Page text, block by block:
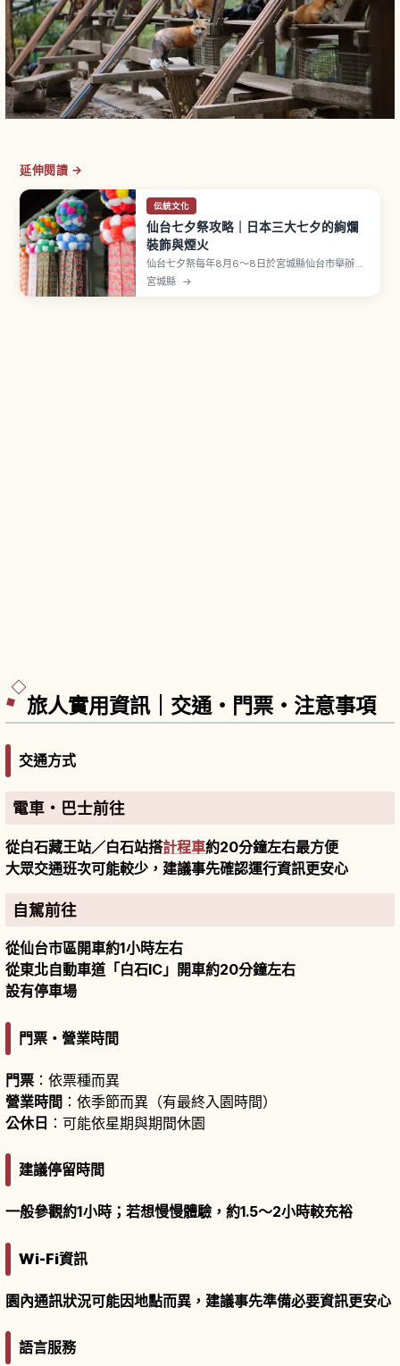
延伸閱讀 →
伝統文化
仙台七夕祭攻略｜日本三大七夕的絢爛
裝飾與煙火
仙台七夕祭每年8月6〜8日於宮城縣仙台市舉辦，
是日本三大七夕祭之一，被指定為國家重要無形民
宮城縣 →
旅人實用資訊｜交通・門票・注意事項
交通方式
電車・巴士前往
從白石藏王站／白石站搭計程車約20分鐘左右最方便
大眾交通班次可能較少，建議事先確認運行資訊更安心
自駕前往
從仙台市區開車約1小時左右
從東北自動車道「白石IC」開車約20分鐘左右
設有停車場
門票・營業時間
門票 ：依票種而異
營業時間 ：依季節而異（有最終入園時間）
公休日 ：可能依星期與期間休園
建議停留時間
一般參觀約1小時；若想慢慢體驗，約1.5〜2小時較充裕
Wi-Fi資訊
園內通訊狀況可能因地點而異，建議事先準備必要資訊更安心
語言服務